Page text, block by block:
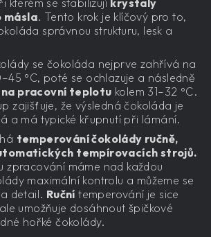
másla. Tento krok je klíčový pro to,
správnou strukturu, lesk a
se čokoláda nejprve zahřívá na
°C, poté se ochlazuje a následně
pracovní teplotu kolem 31–32 °C.
zajišťuje, že výsledná čokoláda je
a má typické křupnutí při lámání.
temperování čokolády ručně,
tempírovacích strojů.
zpracování máme nad každou
maximální kontrolu a můžeme se
detail. Ruční temperování je sice
umožňuje dosáhnout špičkové
hořké čokolády.